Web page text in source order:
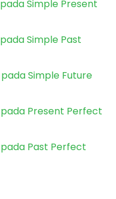
Simple Present
Simple Past
Simple Future
Present Perfect
Past Perfect